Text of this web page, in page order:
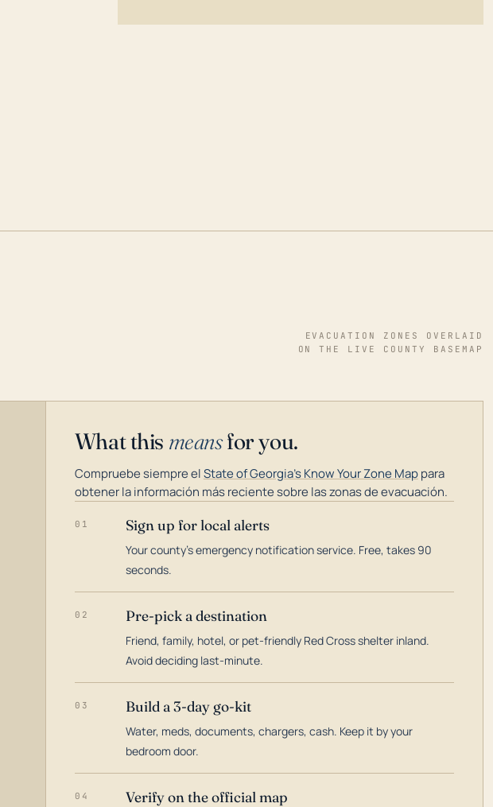
EVACUATION ZONES OVERLAID
ON THE LIVE COUNTY BASEMAP
What this meansfor you.
Compruebe siempre elState of Georgia's Know Your Zone Mappara
obtener la información más reciente sobre las zonas de evacuación.
01 Sign up for local alerts
Your county's emergency notification service. Free, takes 90
seconds.
02 Pre-pick a destination
Friend, family, hotel, or pet-friendly Red Cross shelter inland.
Avoid deciding last-minute.
03 Build a 3-day go-kit
Water, meds, documents, chargers, cash. Keep it by your
bedroom door.
04 Verify on the official map